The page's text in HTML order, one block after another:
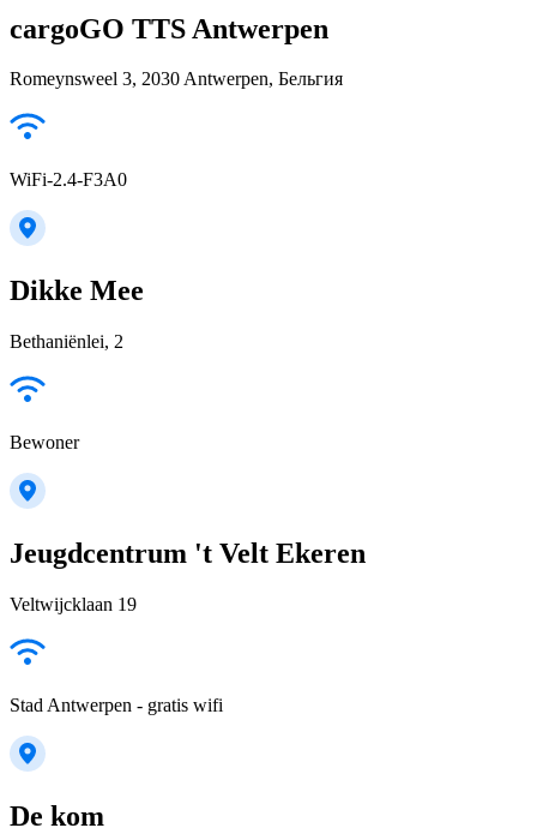
cargoGO TTS Antwerpen
Romeynsweel 3, 2030 Antwerpen, Бельгия
WiFi-2.4-F3A0
Dikke Mee
Bethaniënlei, 2
Bewoner
Jeugdcentrum 't Velt Ekeren
Veltwijcklaan 19
Stad Antwerpen - gratis wifi
De kom